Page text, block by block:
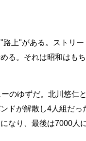
上"がある。ストリー
る。それは昭和はも
のゆずだ。北川悠仁
ドが解散し4人組だっ
なり、最後は7000人